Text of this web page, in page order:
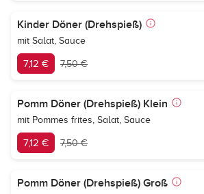
Kinder Döner (Drehspieß)
mit Salat, Sauce
7,12 € 7,50 €
Pomm Döner (Drehspieß) Klein
mit Pommes frites, Salat, Sauce
7,12 € 7,50 €
Pomm Döner (Drehspieß) Groß